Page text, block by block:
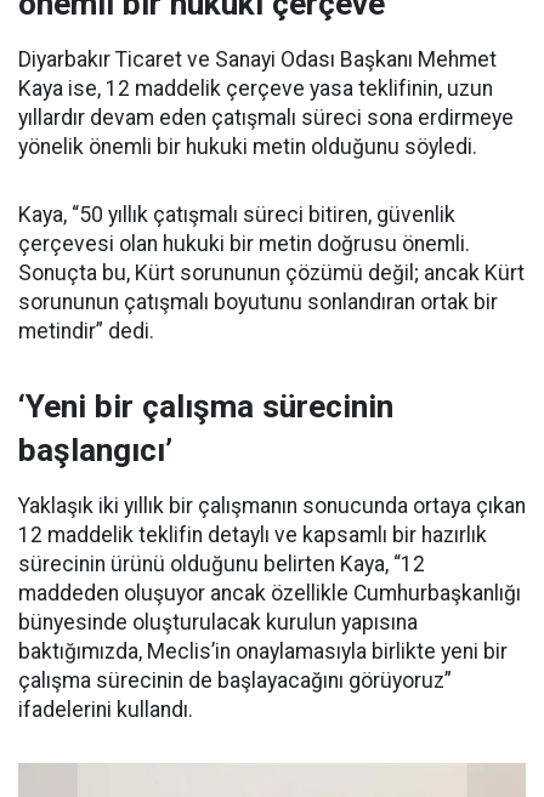
Diyarbakır Ticaret ve Sanayi Odası Başkanı Mehmet
Kaya ise, 12 maddelik çerçeve yasa teklifinin, uzun
yıllardır devam eden çatışmalı süreci sona erdirmeye
yönelik önemli bir hukuki metin olduğunu söyledi.
Kaya, “50 yıllık çatışmalı süreci bitiren, güvenlik
çerçevesi olan hukuki bir metin doğrusu önemli.
Sonuçta bu, Kürt sorununun çözümü değil; ancak Kürt
sorununun çatışmalı boyutunu sonlandıran ortak bir
metindir” dedi.
‘Yeni bir çalışma sürecinin
başlangıcı’
Yaklaşık iki yıllık bir çalışmanın sonucunda ortaya çıkan
12 maddelik teklifin detaylı ve kapsamlı bir hazırlık
sürecinin ürünü olduğunu belirten Kaya, “12
maddeden oluşuyor ancak özellikle Cumhurbaşkanlığı
bünyesinde oluşturulacak kurulun yapısına
baktığımızda, Meclis’in onaylamasıyla birlikte yeni bir
çalışma sürecinin de başlayacağını görüyoruz”
ifadelerini kullandı.